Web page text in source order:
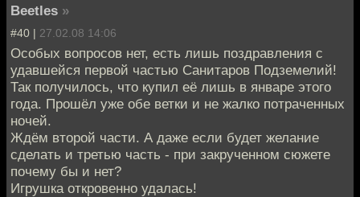
Beetles »
#40 | 27.02.08 14:06
Особых вопросов нет, есть лишь поздравления с
удавшейся первой частью Санитаров Подземелий!
Так получилось, что купил её лишь в январе этого
года. Прошёл уже обе ветки и не жалко потраченных
ночей.
Ждём второй части. А даже если будет желание
сделать и третью часть - при закрученном сюжете
почему бы и нет?
Игрушка откровенно удалась!